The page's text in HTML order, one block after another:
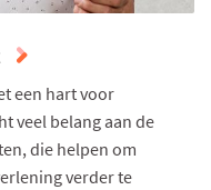
een hart voor
veel belang aan de
die helpen om
verder te